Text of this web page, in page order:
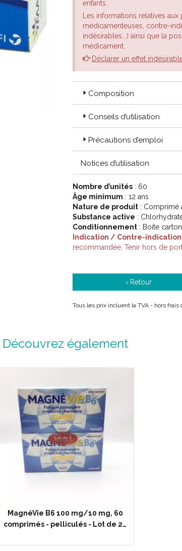
enfants.
Les informations relatives
médicamenteuses, contre-
indésirables...) ainsi que la
médicament.
Déclarer un effet
Composition
Conseils d’utilisation
Précautions d’emploi
Notices d’utilisation
Nombre d’unités : 60
Âge minimum : 12 ans
Nature de produit : Comprimé
Substance active :
Conditionnement : Boite
Indication / Contre-indication
recommandée, Tenir hors de
‹ Retour
Tous les prix incluent la TVA - hors
Découvrez également
MagnéVie B6 100 mg/10 mg, 60
comprimés - pelliculés - Lot de 2…